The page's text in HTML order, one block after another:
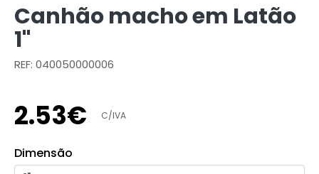
Canhão macho em Latão
1"
REF: 040050000006
2.53€ C/IVA
Dimensão